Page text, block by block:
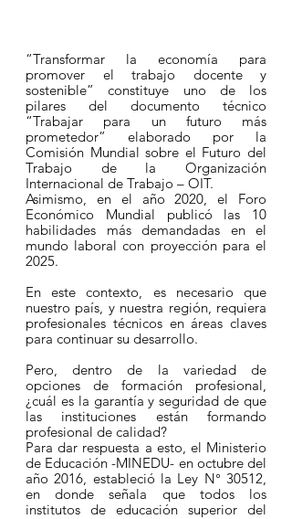
“Transformar la economía para
promover el trabajo docente y
sostenible” constituye uno de los
pilares del documento técnico
“Trabajar para un futuro más
prometedor” elaborado por la
Comisión Mundial sobre el Futuro del
Trabajo de la Organización
Internacional de Trabajo – OIT.
Asimismo, en el año 2020, el Foro
Económico Mundial publicó
las 10
habilidades más demandadas en el
mundo laboral con proyección para el
2025.
En este contexto, es necesario que
nuestro país, y nuestra región, requiera
profesionales técnicos en áreas claves
para continuar su desarrollo.
Pero, dentro de la variedad de
opciones de formación profesional,
¿cuál es la garantía y seguridad de que
las instituciones están formando
profesional de calidad?
Para dar respuesta a esto, el Ministerio
de Educación -MINEDU- en octubre del
año 2016, estableció la Ley N° 30512,
en donde señala que todos los
institutos de educación superior del